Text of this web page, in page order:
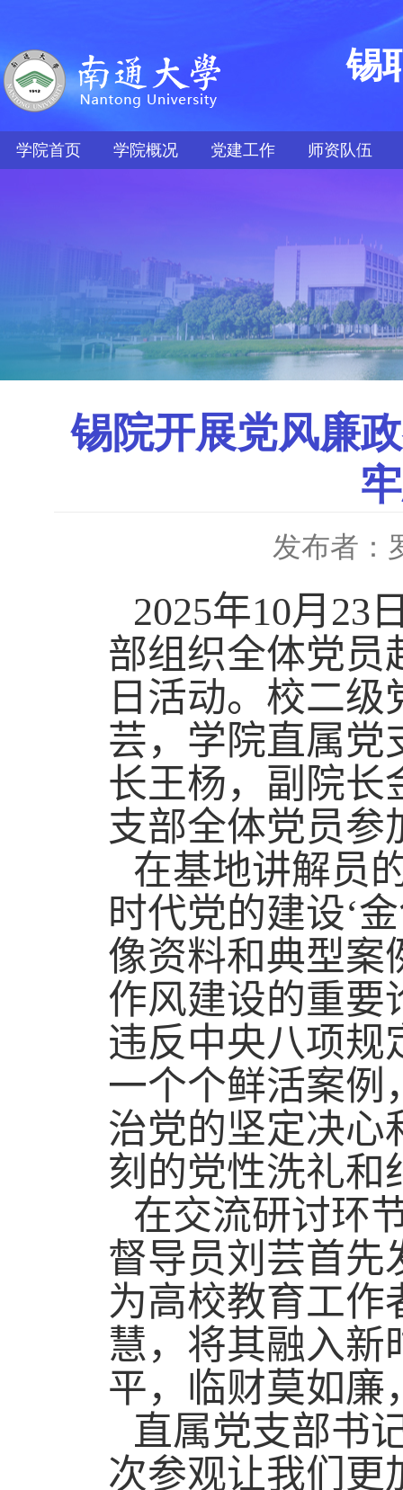
锡
学院首页 学院概况 党建工作 师资队伍
锡院开展党风廉
发布者：
2025年10月 23
部组织全体党员
日活动。校二
芸，学院直属党
长王杨，副院长
支部全体党员参
在基地讲解员
时代党的建设‘
像资料和典型案
作风建设的重要
违反中央八项规
一个个鲜活案例
治党的坚定决心
刻的党性洗礼和
在交流研讨环
督导员刘芸首先
为高校教育工作
慧，将其融入新
平，临财莫如廉
直属党支部书
次参观让我们更